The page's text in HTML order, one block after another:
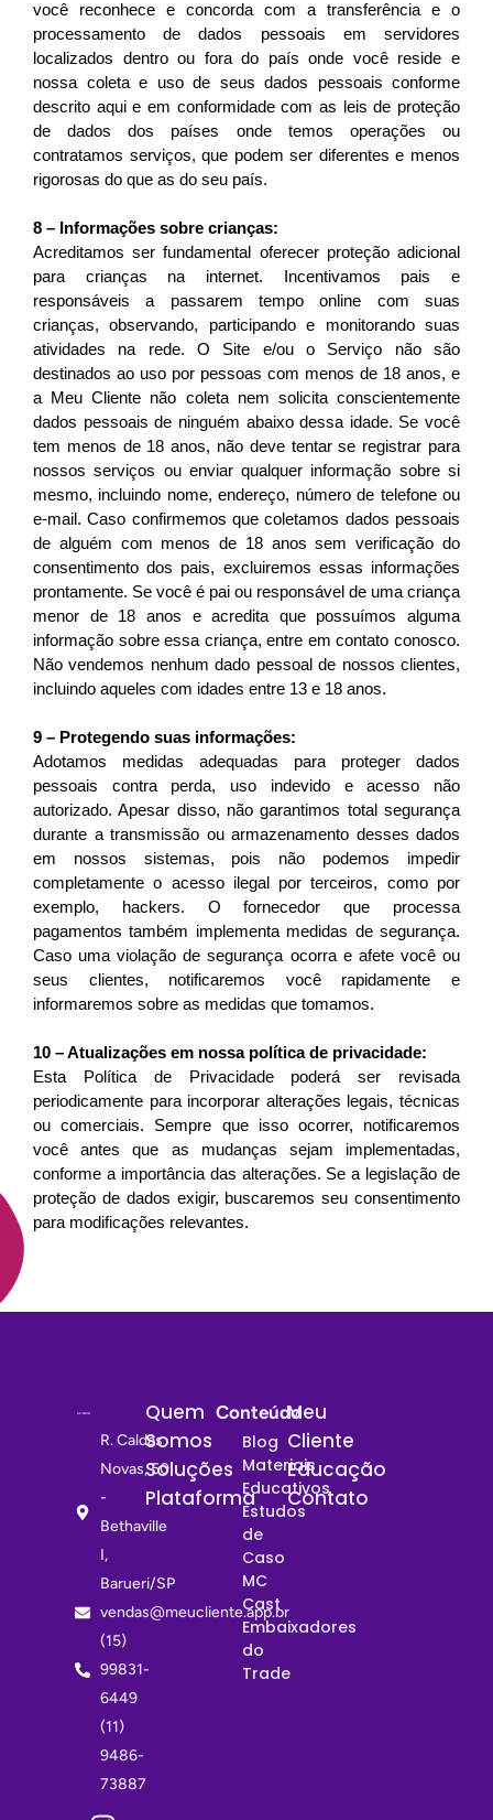
você reconhece e concorda com a transferência e o
processamento de dados pessoais em servidores
localizados dentro ou fora do país onde você reside e
nossa coleta e uso de seus dados pessoais conforme
descrito aqui e em conformidade com as leis de proteção
de dados dos países onde temos operações ou
contratamos serviços, que podem ser diferentes e menos
rigorosas do que as do seu país.
8 – Informações sobre crianças:
Acreditamos ser fundamental oferecer proteção adicional
para crianças na internet. Incentivamos pais e
responsáveis a passarem tempo online com suas
crianças, observando, participando e monitorando suas
atividades na rede. O Site e/ou o Serviço não são
destinados ao uso por pessoas com menos de 18 anos, e
a Meu Cliente não coleta nem solicita conscientemente
dados pessoais de ninguém abaixo dessa idade. Se você
tem menos de 18 anos, não deve tentar se registrar para
nossos serviços ou enviar qualquer informação sobre si
mesmo, incluindo nome, endereço, número de telefone ou
e-mail. Caso confirmemos que coletamos dados pessoais
de alguém com menos de 18 anos sem verificação do
consentimento dos pais, excluiremos essas informações
prontamente. Se você é pai ou responsável de uma criança
menor de 18 anos e acredita que possuímos alguma
informação sobre essa criança, entre em contato conosco.
Não vendemos nenhum dado pessoal de nossos clientes,
incluindo aqueles com idades entre 13 e 18 anos.
9 – Protegendo suas informações:
Adotamos medidas adequadas para proteger dados
pessoais contra perda, uso indevido e acesso não
autorizado. Apesar disso, não garantimos total segurança
durante a transmissão ou armazenamento desses dados
em nossos sistemas, pois não podemos impedir
completamente o acesso ilegal por terceiros, como por
exemplo, hackers. O fornecedor que processa
pagamentos também implementa medidas de segurança.
Caso uma violação de segurança ocorra e afete você ou
seus clientes, notificaremos você rapidamente e
informaremos sobre as medidas que tomamos.
10 – Atualizações em nossa política de privacidade:
Esta Política de Privacidade poderá ser revisada
periodicamente para incorporar alterações legais, técnicas
ou comerciais. Sempre que isso ocorrer, notificaremos
você antes que as mudanças sejam implementadas,
conforme a importância das alterações. Se a legislação de
proteção de dados exigir, buscaremos seu consentimento
para modificações relevantes.
R. Caldas
Novas, 50
-
Bethaville
I,
Barueri/SP
vendas@meucliente.app.br
(15)
99831-
6449
(11)
9486-
73887
Quem
Somos
Soluções
Plataforma
Conteúdo
Blog
Materiais
Educativos
Estudos
de
Caso
MC
Cast
Embaixadores
do
Trade
Meu
Cliente
Educação
Contato